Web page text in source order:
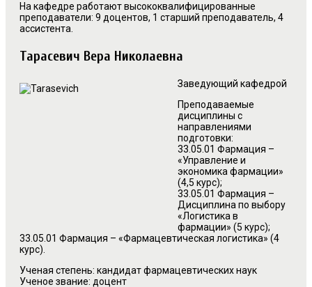
На кафедре работают высококвалифицированные
преподаватели: 9 доцентов, 1 старший преподаватель, 4
ассистента.
Тарасевич Вера Николаевна
Заведующий кафедрой
Преподаваемые
дисциплины с
направлениями
подготовки:
33.05.01 Фармация –
«Управление и
экономика фармации»
(4,5 курс);
33.05.01 Фармация –
Дисциплина по выбору
«Логистика в
фармации» (5 курс);
33.05.01 Фармация – «Фармацевтическая логистика» (4
курс).
Ученая степень: кандидат фармацевтических наук
Ученое звание: доцент